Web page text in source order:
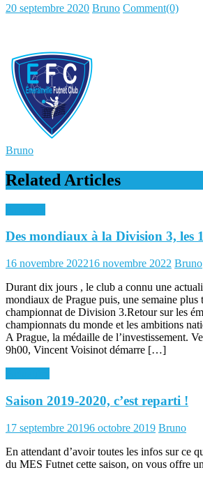
Posted
20 septembre 2020 Author
Bruno Comment(0)
Bruno
Related Articles
Des mondiaux à la Division 3, les
Posted
16 novembre 202216 novembre 2022 Author
Bruno
Durant dix jours , le club a connu une
mondiaux de Prague puis, une semaine plus
championnat de Division 3.Retour sur les
championnats du monde et les ambitions
A Prague, la médaille de l’investissement.
9h00, Vincent Voisinot démarre […]
Saison 2019-2020, c’est reparti !
Posted
17 septembre 20196 octobre 2019 Author
Bruno
En attendant d’avoir toutes les infos sur ce
du MES Futnet cette saison, on vous offre